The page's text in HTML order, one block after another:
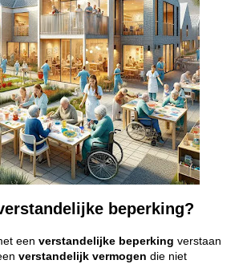
beperking?
een verstandelijke beperking verstaan
verstandelijk vermogen die niet